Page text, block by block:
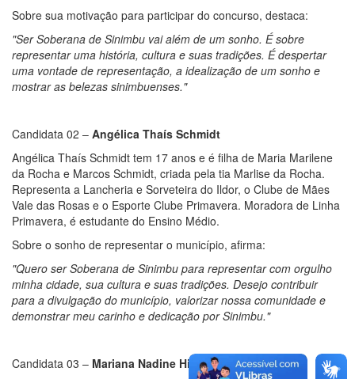
Sobre sua motivação para participar do concurso, destaca:
"Ser Soberana de Sinimbu vai além de um sonho. É sobre
representar uma história, cultura e suas tradições. É despertar
uma vontade de representação, a idealização de um sonho e
mostrar as belezas sinimbuenses."
Candidata 02 – Angélica Thaís Schmidt
Angélica Thaís Schmidt tem 17 anos e é filha de Maria Marilene
da Rocha e Marcos Schmidt, criada pela tia Marlise da Rocha.
Representa a Lancheria e Sorveteira do Ildor, o Clube de Mães
Vale das Rosas e o Esporte Clube Primavera. Moradora de Linha
Primavera, é estudante do Ensino Médio.
Sobre o sonho de representar o município, afirma:
"Quero ser Soberana de Sinimbu para representar com orgulho
minha cidade, sua cultura e suas tradições. Desejo contribuir
para a divulgação do município, valorizar nossa comunidade e
demonstrar meu carinho e dedicação por Sinimbu."
Candidata 03 – Mariana Nadine Hirsch